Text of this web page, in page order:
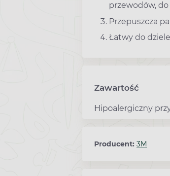
przewodów,
Przepuszcza
Łatwy do
Zawartość
Hipoalergiczny
Producent: 3M